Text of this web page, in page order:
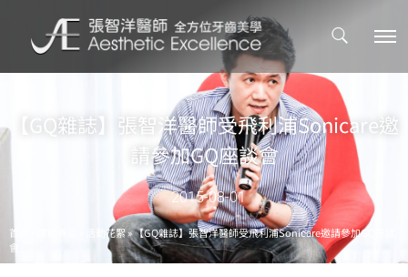
【GQ雜誌】張智洋醫師受飛利浦Sonicare邀
請參加GQ座談會
2015-08-01
首頁 活動花絮»【GQ雜誌】張智洋醫師受飛利浦Sonicare邀請參加GQ座談
會